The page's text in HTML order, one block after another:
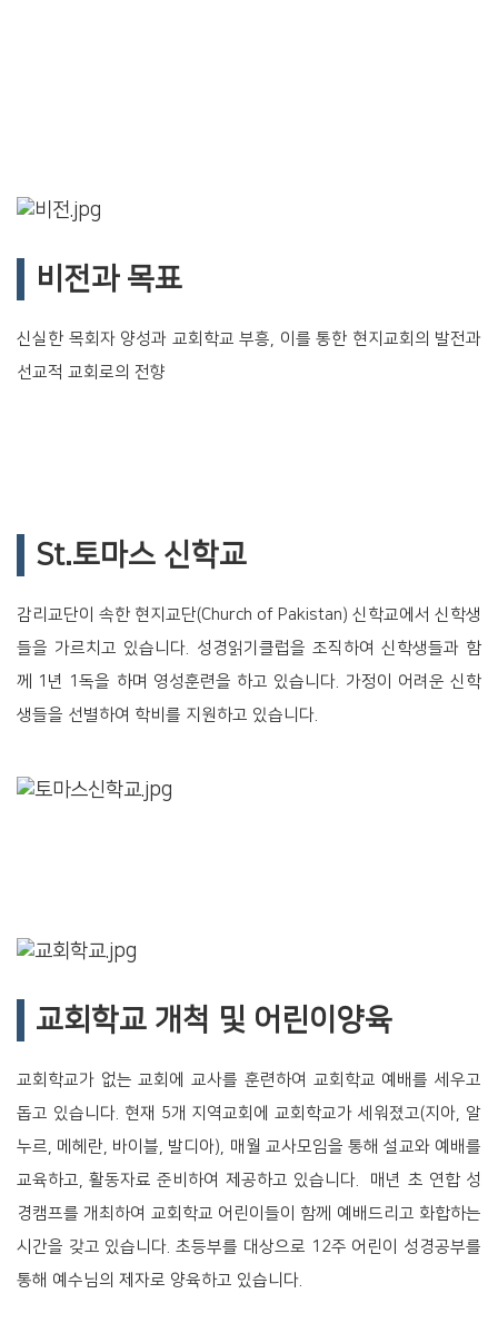
비전과 목표
신실한 목회자 양성과 교회학교 부흥,
이를 통한 현지교회의 발전과
선교적 교회로의 전향
St.토마스 신학교
감리교단이 속한 현지교단(Church of Pakistan) 신학교에서 신학생
들을 가르치고 있습니다.
성경읽기클럽을 조직하여 신학생들과 함
께 1년 1독을 하며 영성훈련을 하고 있습니다. 가정이 어려운 신학
생들을 선별하여 학비를 지원하고 있습니다.
교회학교 개척 및 어린이양육
교회학교가 없는 교회에 교사를 훈련하여 교회학교 예배를 세우고
돕고 있습니다. 현재 5개 지역교회에 교회학교가 세워졌고(지아, 알
누르, 메헤란, 바이블, 발디아), 매월 교사모임을 통해 설교와 예배를
교육하고, 활동자료 준비하여 제공하고 있습니다.
매년 초 연합 성
경캠프를 개최하여 교회학교 어린이들이 함께 예배드리고 화합하는
시간을 갖고 있습니다. 초등부를 대상으로 12주 어린이 성경공부를
통해 예수님의 제자로 양육하고 있습니다.